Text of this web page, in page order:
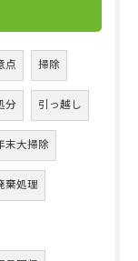
点 掃除
分 引っ越し
末大掃除
棄処理